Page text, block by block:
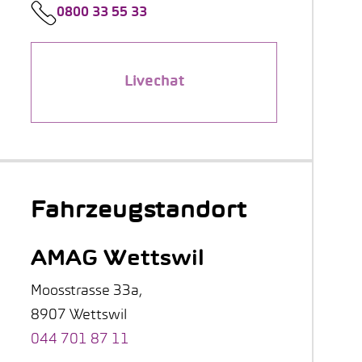
0800 33 55 33
Livechat
Fahrzeugstandort
AMAG Wettswil
Moosstrasse 33a,
8907 Wettswil
044 701 87 11